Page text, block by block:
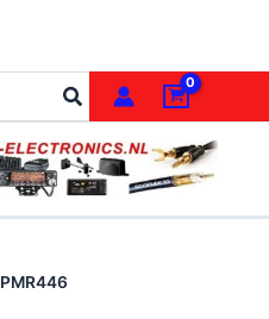
PMR446